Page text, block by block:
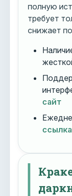
полную
требует
снижает
сайт
ссылка